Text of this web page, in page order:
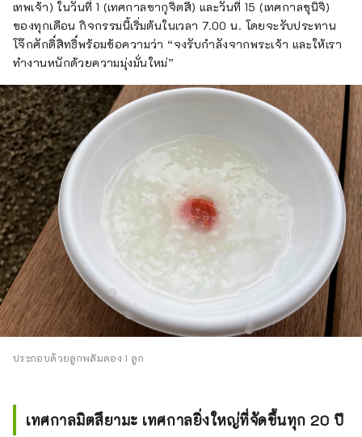
เทพเจ้า) ในวันที่ 1 (เทศกาลซากุจิตสึ) และวันที่ 15 (เทศกาลชุนิจิ)
ของทุกเดือน กิจกรรมนี้เริ่มต้นในเวลา 7.00 น. โดยจะรับประทาน
โจ๊กศักดิ์สิทธิ์พร้อมข้อความว่า “จงรับกำลังจากพระเจ้า และให้เรา
ทำงานหนักด้วยความมุ่งมั่นใหม่”
ประกอบด้วยลูกพลัมดอง 1 ลูก
เทศกาลมิตสึยามะ เทศกาลยิ่งใหญ่ที่จัดขึ้นทุก 20 ปี